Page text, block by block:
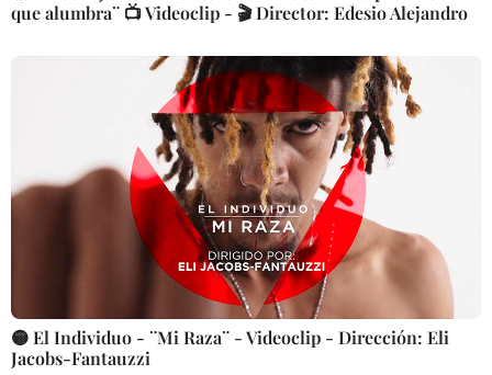
que alumbra¨ 📺 Videoclip - 🎬 Director: Edesio Alejandro
🟡 El Individuo - ¨Mi Raza¨ - Videoclip - Dirección: Eli
Jacobs-Fantauzzi